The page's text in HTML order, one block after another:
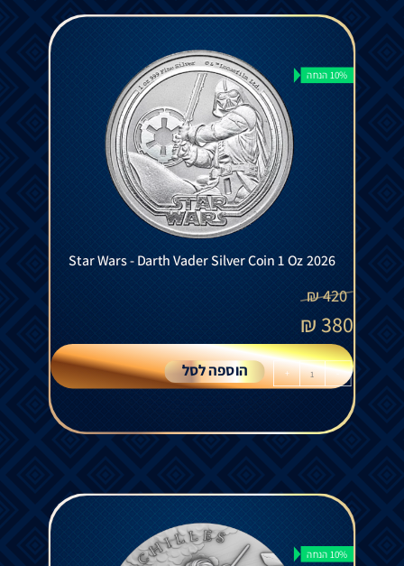
10% הנחה
Star Wars - Darth Vader Silver Coin 1 Oz 2026
420
₪
380
₪
-
+ הוספה לסל
10% הנחה